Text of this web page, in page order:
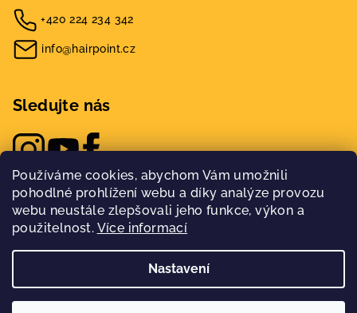
Používáme cookies, abychom Vám umožnili
pohodlné prohlížení webu a díky analýze provozu
webu neustále zlepšovali jeho funkce, výkon a
použitelnost. Více informací
Nastavení
+420 224 234 342
info@hairpoint.cz
Sledujte nás
Hairpoint. Všechna práva vyhrazena.